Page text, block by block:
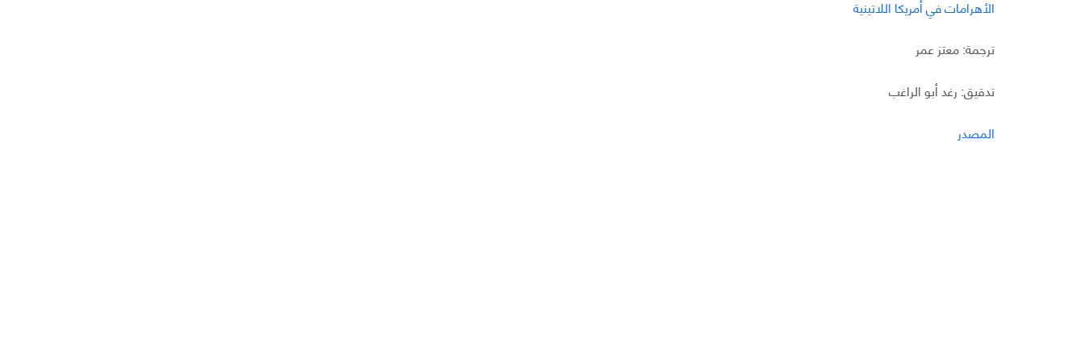
الأهرامات في أمريكا اللاتينية
ترجمة: معتز عمر
تدقيق: رغد أبو الراغب
المصدر